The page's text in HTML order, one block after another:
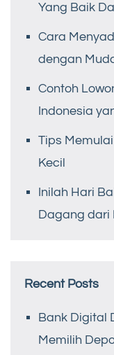
Yang Baik
Cara
dengan
Contoh
Indonesia
Tips
Kecil
Inilah Hari
Dagang dari
Recent Posts
Bank Digital
Memilih